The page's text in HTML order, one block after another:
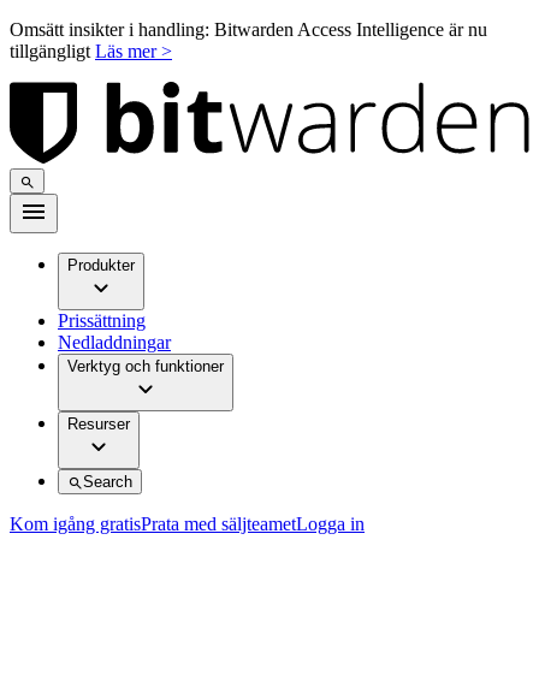
Omsätt insikter i handling: Bitwarden Access Intelligence är nu
tillgängligt Läs mer >
Produkter
Prissättning
Nedladdningar
Verktyg och funktioner
Resurser
Search
Kom igång gratisPrata med säljteametLogga in